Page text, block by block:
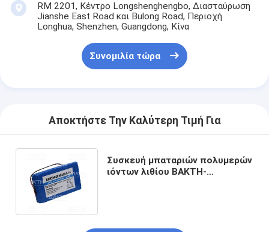
RM 2201, Κέντρο Longshenghengbo, Διασταύρωση
Jianshe East Road και Bulong Road, Περιοχή
Longhua, Shenzhen, Guangdong, Κίνα
Συνομιλία τώρα
Αποκτήστε Την Καλύτερη Τιμή Για
Συσκευή μπαταριών πολυμερών
ιόντων λιθίου BAKTH-